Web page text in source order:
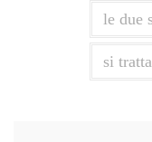
le due
si